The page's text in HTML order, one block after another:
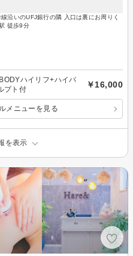
沿いのUFJ銀行の隣 入口は裏にお周りく
徒歩9分
ハイリフ+ハイパ
プト付
￥16,000
メニューを見る
を表示